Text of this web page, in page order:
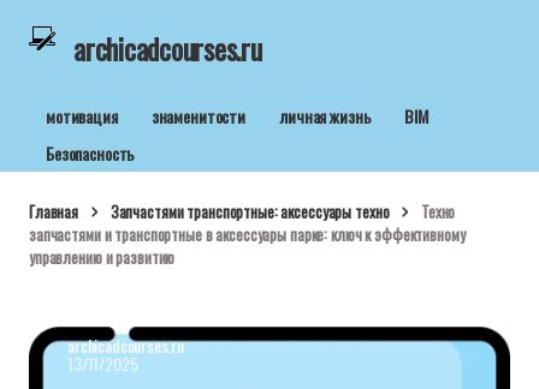
archicadcourses.ru
мотивация знаменитости личная жизнь
BIM
Безопасность
Главная Запчастями транспортные: аксессуары техно
Техно
запчастями и транспортные в аксессуары парке: ключ к эффективному
управлению и развитию
archicadcourses.ru
13/11/2025